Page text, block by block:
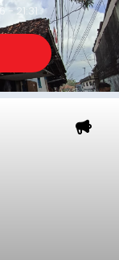
pada
- 21:31